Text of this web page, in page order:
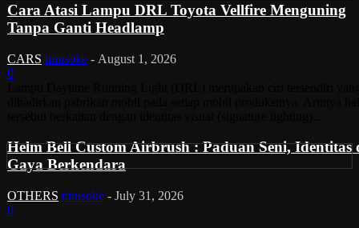
Cara Atasi Lampu DRL Toyota Vellfire Menguning
Tanpa Ganti Headlamp
CARS tinusoke - August 1, 2026
0
Helm Bell Custom Airbrush : Paduan Seni, Identitas
Gaya Berkendara
OTHERS tinusoke - July 31, 2026
0